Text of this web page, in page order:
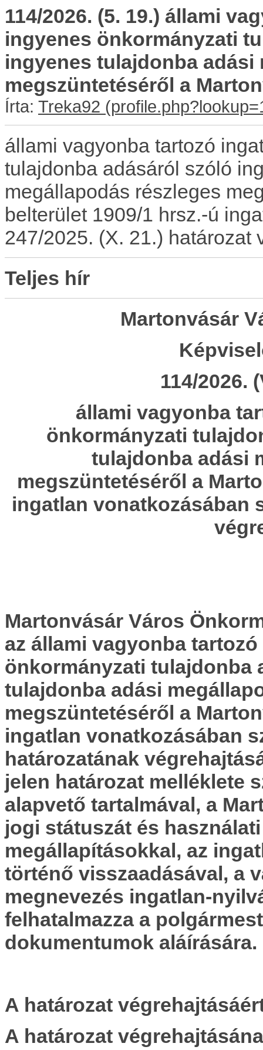
114/2026. (5. 19.) állami
ingyenes önkormányzati
ingyenes tulajdonba adási
megszüntetéséről a
Írta: Treka92
állami vagyonba tartozó
tulajdonba adásáról szóló
megállapodás részleges
belterület 1909/1 hrsz.-ú
247/2025. (X. 21.) határozat
Teljes hír
Martonvásár
114/2026.
állami vagyonba
önkormányzati
tulajdonba adási
megszüntetéséről a
ingatlan vonatkozásában
Martonvásár Város
az állami vagyonba
önkormányzati tulajdonba
tulajdonba adási
megszüntetéséről a
ingatlan vonatkozásában
határozatának
jelen határozat melléklete
alapvető tartalmával, a
jogi státuszát és
megállapításokkal, az
történő visszaadásával, a
megnevezés ingatlan-
felhatalmazza a
dokumentumok aláírására.
A határozat
A határozat